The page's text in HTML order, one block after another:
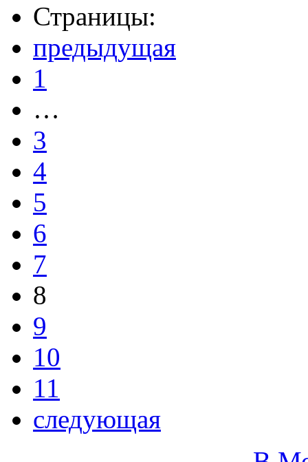
Страницы:
предыдущая
1
…
3
4
5
6
7
8
9
10
11
следующая